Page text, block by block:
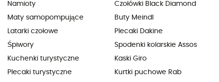
Namioty
Maty samopompujące
Latarki czołowe
Śpiwory
Kuchenki turystyczne
Plecaki turystyczne
Czołówki Black Diamond
Buty Meindl
Plecaki Dakine
Spodenki kolarskie Assos
Kaski Giro
Kurtki puchowe Rab